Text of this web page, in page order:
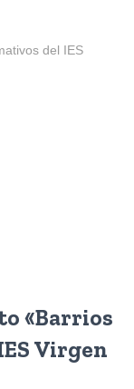
del IES
«Barrios
Virgen